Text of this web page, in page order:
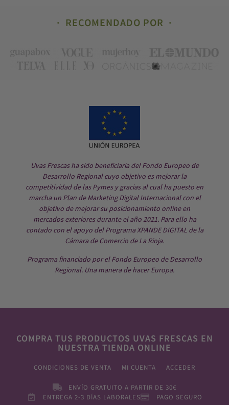
RECOMENDADO POR
Uvas Frescas ha sido beneficiaria del Fondo Europeo de
Desarrollo Regional cuyo objetivo es mejorar la
competitividad de las Pymes y gracias al cual ha puesto en
marcha un Plan de Marketing Digital Internacional con el
objetivo de mejorar su posicionamiento online en
mercados exteriores durante el año 2021. Para ello ha
contado con el apoyo del Programa XPANDE DIGITAL de la
Cámara de Comercio de La Rioja.
Programa financiado por el Fondo Europeo de Desarrollo
Regional. Una manera de hacer Europa.
COMPRA TUS PRODUCTOS UVAS FRESCAS EN
NUESTRA TIENDA ONLINE
CONDICIONES DE VENTA MI CUENTA ACCEDER
ENVÍO GRATUITO A PARTIR DE 30€
ENTREGA 2-3 DÍAS LABORALES
PAGO SEGURO